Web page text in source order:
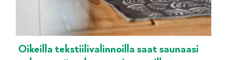
Oikeilla tekstiilivalinnoilla saat saunaasi